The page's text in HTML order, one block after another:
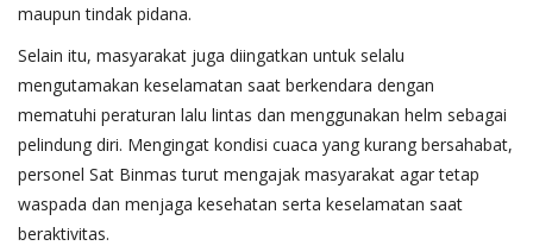
maupun tindak pidana.
Selain itu, masyarakat juga diingatkan untuk selalu
mengutamakan keselamatan saat berkendara dengan
mematuhi peraturan lalu lintas dan menggunakan helm sebagai
pelindung diri. Mengingat kondisi cuaca yang kurang bersahabat,
personel Sat Binmas turut mengajak masyarakat agar tetap
waspada dan menjaga kesehatan serta keselamatan saat
beraktivitas.